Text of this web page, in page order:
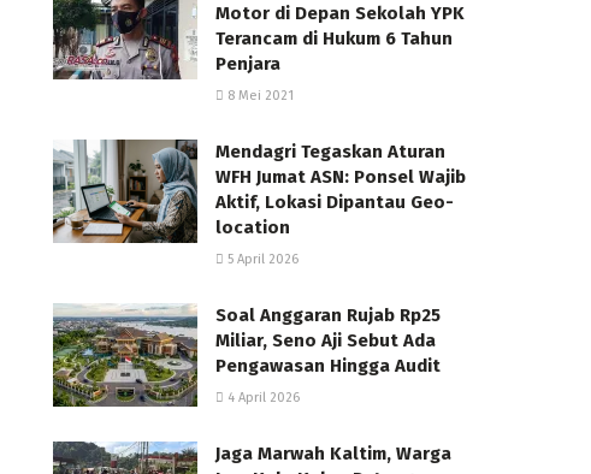
Motor di Depan Sekolah YPK
Terancam di Hukum 6 Tahun
Penjara
8 Mei 2021
Mendagri Tegaskan Aturan
WFH Jumat ASN: Ponsel Wajib
Aktif, Lokasi Dipantau Geo-
location
5 April 2026
Soal Anggaran Rujab Rp25
Miliar, Seno Aji Sebut Ada
Pengawasan Hingga Audit
4 April 2026
Jaga Marwah Kaltim, Warga